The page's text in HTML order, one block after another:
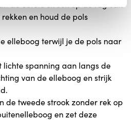
en houd de pols
elleboog terwijl je de pols naar
lichte spanning aan langs de
van de elleboog en strijk
de tweede strook zonder rek op
en zet deze